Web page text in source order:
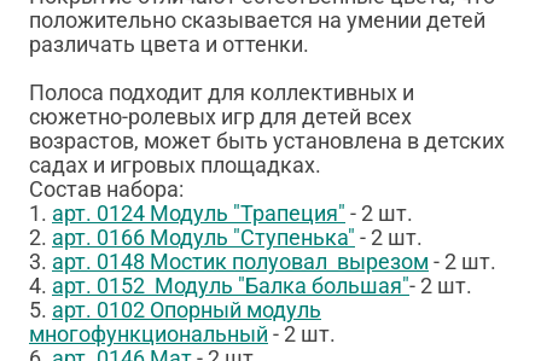
положительно сказывается на умении детей
различать цвета и оттенки.
Полоса подходит для коллективных и
сюжетно-ролевых игр для детей всех
возрастов, может быть установлена в детских
садах и игровых площадках.
Состав набора:
1. арт. 0124 Модуль "Трапеция" - 2 шт.
2. арт. 0166 Модуль "Ступенька" - 2 шт.
3. арт. 0148 Мостик полуовал вырезом - 2 шт.
4. арт. 0152 Модуль "Балка большая"- 2 шт.
5. арт. 0102 Опорный модуль
многофункциональный - 2 шт.